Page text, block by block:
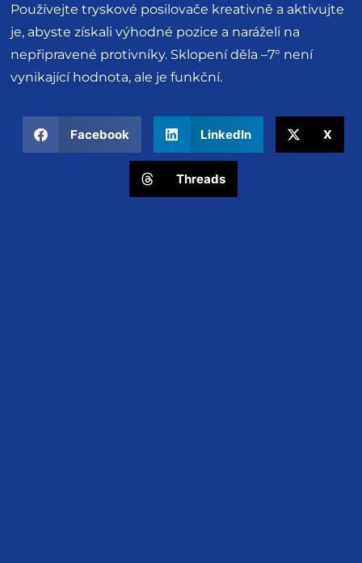
Používejte tryskové posilovače kreativně a aktivujte
je, abyste získali výhodné pozice a naráželi na
nepřipravené protivníky. Sklopení děla –7° není
vynikající hodnota, ale je funkční.
Facebook LinkedIn X
Threads